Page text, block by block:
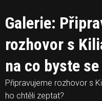
Galerie:
rozhovor s
na co byste
Připravujeme rozhovor s
ho chtěli zeptat?